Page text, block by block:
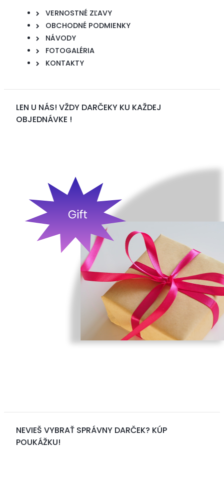
VERNOSTNÉ ZĽAVY
OBCHODNÉ PODMIENKY
NÁVODY
FOTOGALÉRIA
KONTAKTY
LEN U NÁS! VŽDY DARČEKY KU KAŽDEJ
OBJEDNÁVKE !
NEVIEŠ VYBRAŤ SPRÁVNY DARČEK? KÚP
POUKÁŽKU!